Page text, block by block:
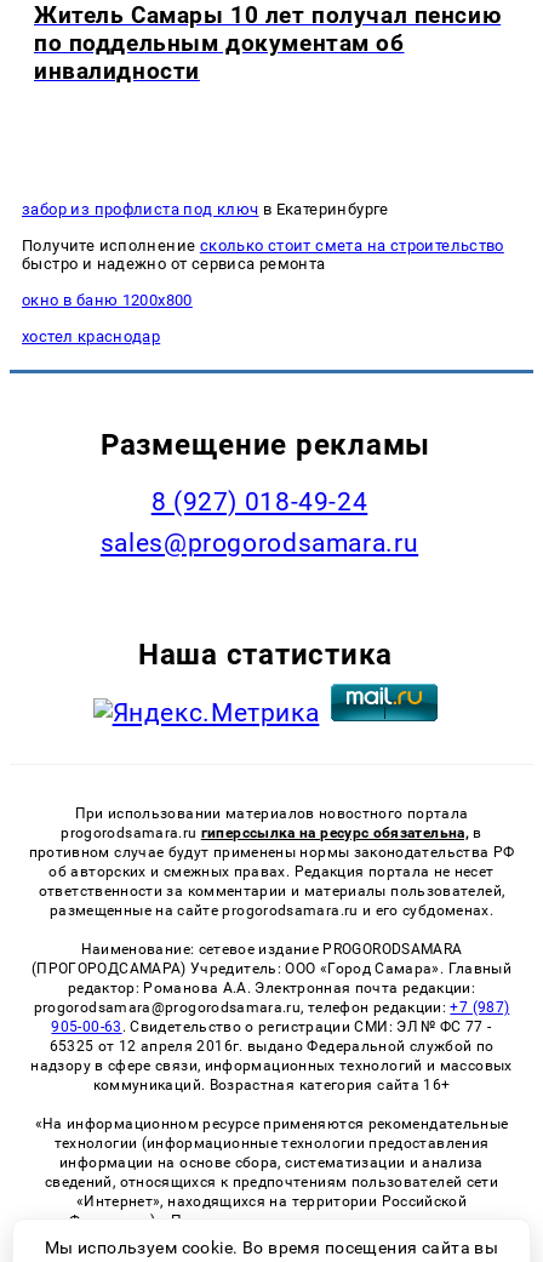
Житель Самары 10 лет получал пенсию
по поддельным документам об
инвалидности
забор из профлиста под ключ в Екатеринбурге
Получите исполнение сколько стоит смета на строительство
быстро и надежно от сервиса ремонта
окно в баню 1200х800
хостел краснодар
Размещение рекламы
8 (927) 018-49-24
sales@progorodsamara.ru
Наша статистика
При использовании материалов новостного портала
progorodsamara.ru гиперссылка на ресурс обязательна, в
противном случае будут применены нормы законодательства РФ
об авторских и смежных правах. Редакция портала не несет
ответственности за комментарии и материалы пользователей,
размещенные на сайте progorodsamara.ru и его субдоменах.
Наименование: сетевое издание PROGORODSAMARA
(ПРОГОРОДСАМАРА) Учредитель: ООО «Город Самара». Главный
редактор: Романова А.А. Электронная почта редакции:
progorodsamara@progorodsamara.ru, телефон редакции:+7 (987)
905-00-63 . Свидетельство о регистрации СМИ: ЭЛ № ФС 77 -
65325 от 12 апреля 2016г. выдано Федеральной службой по
надзору в сфере связи, информационных технологий и массовых
коммуникаций. Возрастная категория сайта 16+
«На информационном ресурсе применяются рекомендательные
технологии (информационные технологии предоставления
информации на основе сбора, систематизации и анализа
сведений, относящихся к предпочтениям пользователей сети
«Интернет», находящихся на территории Российской
Федерации)». Правила применения рекомендательных
технологий в виджетах рекламно-обменной сети
«СМИ2» (PDF)
Мы используем cookie. Во время посещения сайта вы